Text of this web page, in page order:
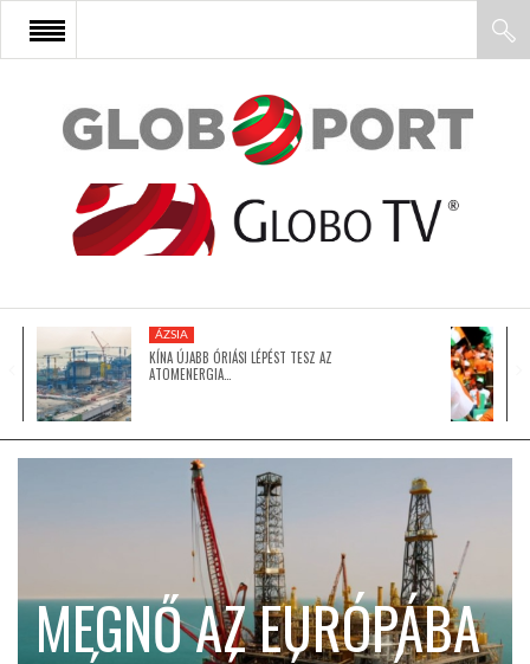
FŐOLDAL
AFRIKA
ÁZSIA
AUSZTRÁLIA
ÁZSIA
KÍNA ÚJABB ÓRIÁSI LÉPÉST TESZ AZ
ATOMENERGIA…
MEGNŐ AZ EURÓPÁBA